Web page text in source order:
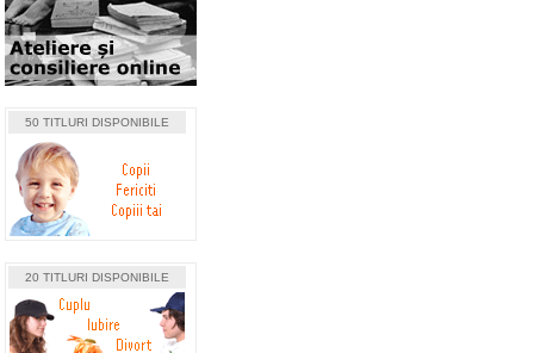
50 TITLURI DISPONIBILE
20 TITLURI DISPONIBILE